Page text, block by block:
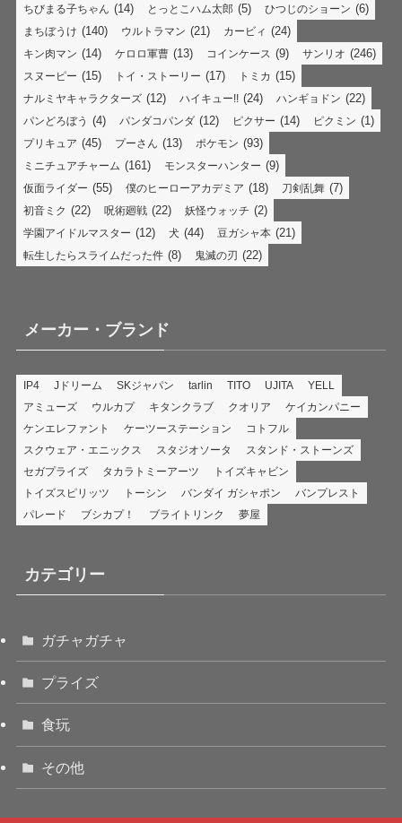
ちびまる子ちゃん (14) とっとこハム太郎 (5) ひつじのショーン (6)
まちぼうけ (140) ウルトラマン (21) カービィ (24)
キン肉マン (14) ケロロ軍曹 (13) コインケース (9) サンリオ (246)
スヌーピー (15) トイ・ストーリー (17) トミカ (15)
ナルミヤキャラクターズ (12) ハイキュー!! (24) ハンギョドン (22)
パンどろぼう (4) パンダコパンダ (12) ピクサー (14) ピクミン (1)
プリキュア (45) プーさん (13) ポケモン (93)
ミニチュアチャーム (161) モンスターハンター (9)
仮面ライダー (55) 僕のヒーローアカデミア (18) 刀剣乱舞 (7)
初音ミク (22) 呪術廻戦 (22) 妖怪ウォッチ (2)
学園アイドルマスター (12) 犬 (44) 豆ガシャ本 (21)
転生したらスライムだった件 (8) 鬼滅の刃 (22)
メーカー・ブランド
IP4 Jドリーム SKジャパン tarlin TITO UJITA
YELL
アミューズ
ウルカプ キタンクラブ クオリア
ケイカンパニー
ケンエレファント
ケーツーステーション
コトフル
スクウェア・エニックス
スタジオソータ
スタンド・ストーンズ
セガプライズ
タカラトミーアーツ
トイズキャビン
トイズスピリッツ
トーシン バンダイ ガシャポン
バンプレスト
パレード
ブシカプ！ ブライトリンク 夢屋
カテゴリー
ガチャガチャ
プライズ
食玩
その他